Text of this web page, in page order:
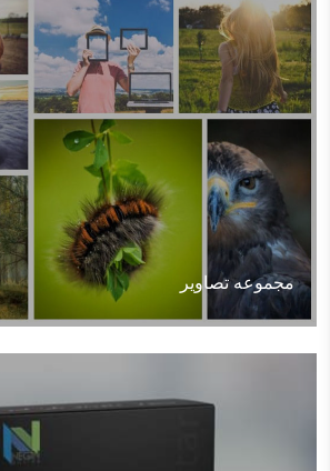
مجموعه تصاویر